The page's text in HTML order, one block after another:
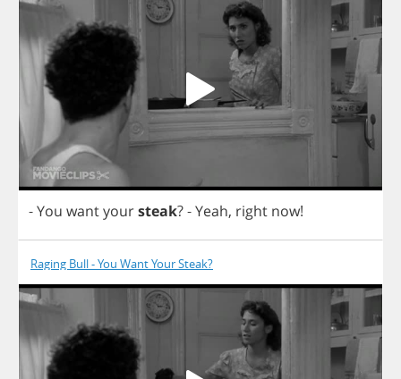
-You wantyoursteak?-Yeah, right now!
Raging Bull - You Want Your Steak?